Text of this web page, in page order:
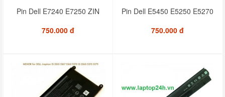
Pin Dell E7240 E7250 ZIN
750.000 đ
Pin Dell E5450 E5250 E5270
750.000 đ